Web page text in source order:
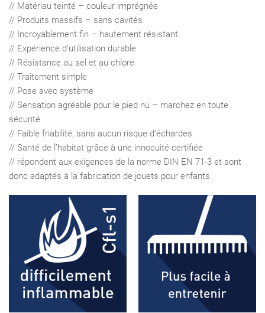
// Matériau teinté – couleur imprégnée
// Produits massifs – sans cavités
// Incroyablement ﬁn – hautement résistant
// Expérience d’utilisation durable
// Résistance au sel et au chlore
// Traitement simple
// Pose avec système
// Sensation agréable pour le pied nu – marchez en toute
sécurité
// Faible friabilité, sans aucun risque d’échardes
// Santé de l’habitat grâce à une innocuité certiﬁée
// répondent aux exigences de la norme DIN EN 71-3 et sont
donc adaptés à la fabrication de jouets pour enfants